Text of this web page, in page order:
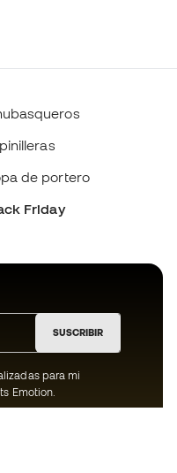
de portero
Friday
SUSCRIBIR
para mi
Emotion.